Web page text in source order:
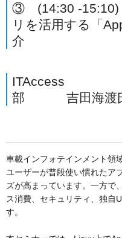
③ (14:30 -15:10)
リを活用する「
介
部 吉田海渡
車載インフォテインメント領
ユーザーが普段使い慣れたア
ズが高まっています。一方で
ス消費、セキュリティ、独自
す。